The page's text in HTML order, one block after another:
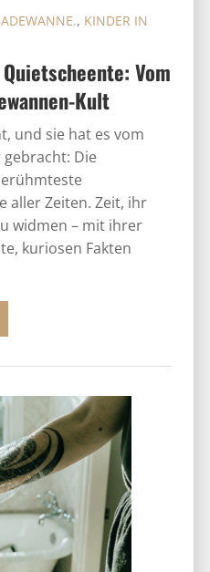
Vom
Kult
, KINDER IN
und sie hat es vom
gebracht: Die
aller Zeiten. Zeit, ihr
widmen – mit ihrer
kuriosen Fakten